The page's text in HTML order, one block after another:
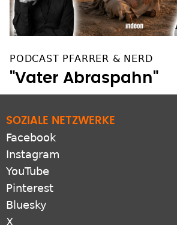
PODCAST PFARRER & NERD
"Vater Abraspahn"
SOZIALE NETZWERKE
Facebook
Instagram
YouTube
Pinterest
Bluesky
X